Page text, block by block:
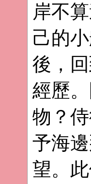
岸不
己的
後，
經歷
物？
予海
望。